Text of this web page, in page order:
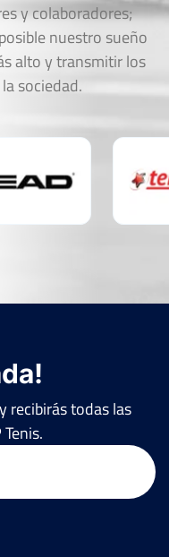
y colaboradores;
nuestro sueño
alto y transmitir los
sociedad.
recibirás todas las